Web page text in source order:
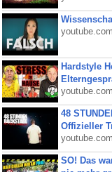
youtube.com
Hardstyle
youtube.com
48
Offizieller
youtube.com
SO! Das